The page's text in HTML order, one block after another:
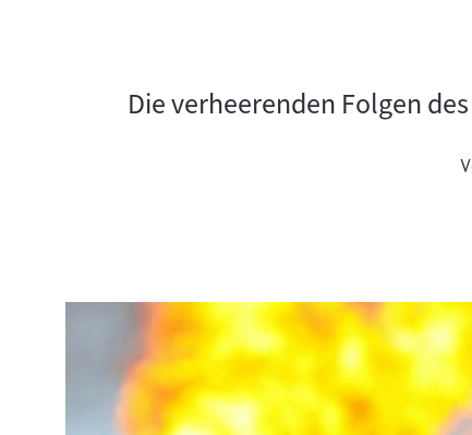
Die verheerenden Folgen